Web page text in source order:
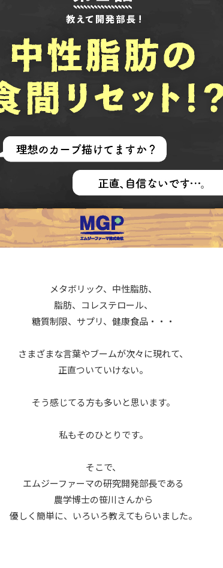
メタボリック、中性脂肪、
脂肪、コレステロール、
糖質制限、サプリ、健康食品・・・
さまざまな言葉やブームが次々に現れて、
正直ついていけない。
そう感じてる方も多いと思います。
私もそのひとりです。
そこで、
エムジーファーマの研究開発部長である
農学博士の笹川さんから
優しく簡単に、いろいろ教えてもらいました。